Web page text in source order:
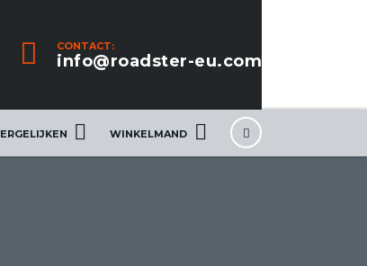
CONTACT:
info@roadster-eu.com
WINKELMAND